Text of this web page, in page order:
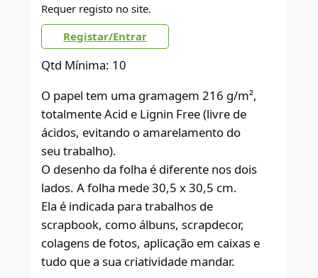
Requer registo no site.
Registar/Entrar
Qtd Mínima: 10
O papel tem uma gramagem 216 g/m²,
totalmente Acid e Lignin Free (livre de
ácidos, evitando o amarelamento do
seu trabalho).
O desenho da folha é diferente nos dois
lados. A folha mede 30,5 x 30,5 cm.
Ela é indicada para trabalhos de
scrapbook, como álbuns, scrapdecor,
colagens de fotos, aplicação em caixas e
tudo que a sua criatividade mandar.